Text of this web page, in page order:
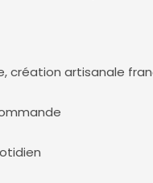
création artisanale